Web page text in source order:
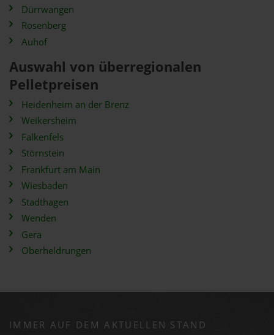
Dürrwangen
Rosenberg
Auhof
Auswahl von überregionalen
Pelletpreisen
Heidenheim an der Brenz
Weikersheim
Falkenfels
Störnstein
Frankfurt am Main
Wiesbaden
Stadthagen
Wenden
Gera
Oberheldrungen
IMMER AUF DEM AKTUELLEN STAND